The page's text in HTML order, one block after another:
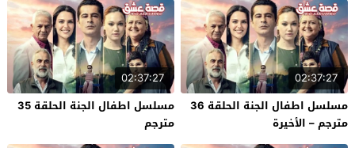
02:37:27
مسلسل اطفال الجنة الحلقة 36
مترجم – الأخيرة
02:37:27
مسلسل اطفال الجنة الحلقة 35
مترجم